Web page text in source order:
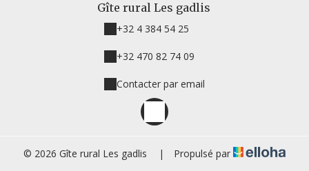
Gîte rural Les gadlis
+32 4 384 54 25
+32 470 82 74 09
Contacter par email
© 2026 Gîte rural Les gadlis | Propulsé par